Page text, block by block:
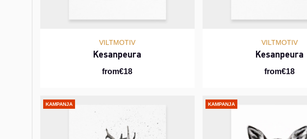
VILTMOTIV
Kesanpeura
from€18
VILTMOTIV
Kesanpeura
from€18
KAMPANJA KAMPANJA